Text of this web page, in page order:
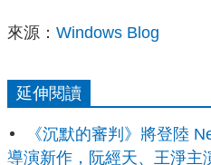
來源： Windows Blog
延伸閱讀
《沉默的審判》將登陸
導演新作，阮經天、王淨主